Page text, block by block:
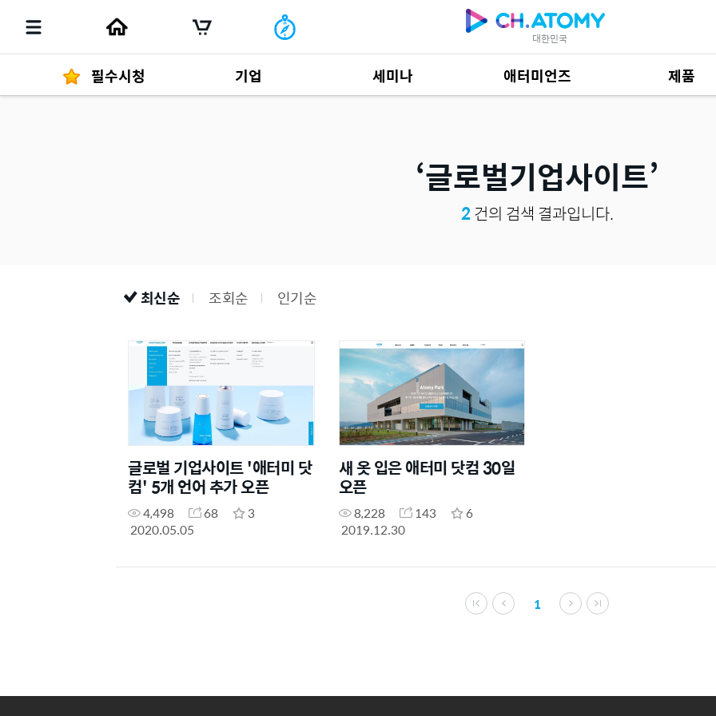
대한민국
필수시청 기업 세미나 애터미언즈 제품
제품 자료684
글로벌기업사이트
2건의 검색 결과입니다.
최신순 조회순 인기순
글로벌 기업사이트 '애터미 닷
컴' 5개 언어 추가 오픈
4,498 68
3
2020.05.05
새 옷 입은 애터미 닷컴 30일
오픈
8,228 143
6
2019.12.30
1